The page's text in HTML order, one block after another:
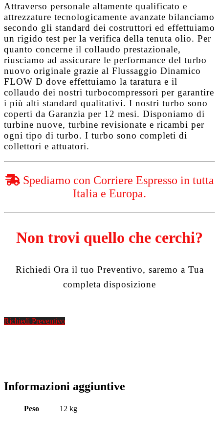
Attraverso personale altamente qualificato e
attrezzature tecnologicamente avanzate bilanciamo
secondo gli standard dei costruttori ed effettuiamo
un rigido test per la verifica della tenuta olio. Per
quanto concerne il collaudo prestazionale,
riusciamo ad assicurare le performance del turbo
nuovo originale grazie al Flussaggio Dinamico
FLOW D dove effettuiamo la taratura e il
collaudo dei nostri turbocompressori per garantire
i più alti standard qualitativi. I nostri turbo sono
coperti da Garanzia per 12 mesi. Disponiamo di
turbine nuove, turbine revisionate e ricambi per
ogni tipo di turbo. I turbo sono completi di
collettori e attuatori.
Spediamo con Corriere Espresso in tutta
Italia e Europa.
Non trovi quello che cerchi?
Richiedi Ora il tuo Preventivo, saremo a Tua
completa disposizione
Richiedi Preventivo
Informazioni aggiuntive
Peso 12 kg